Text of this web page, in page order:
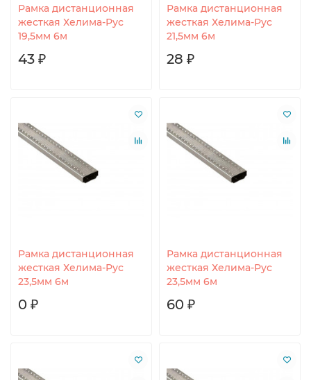
Рамка дистанционная
жесткая Хелима-Рус
19,5мм 6м
43 ₽
Рамка дистанционная
жесткая Хелима-Рус
21,5мм 6м
28 ₽
Рамка дистанционная
жесткая Хелима-Рус
23,5мм 6м
0 ₽
Рамка дистанционная
жесткая Хелима-Рус
23,5мм 6м
60 ₽